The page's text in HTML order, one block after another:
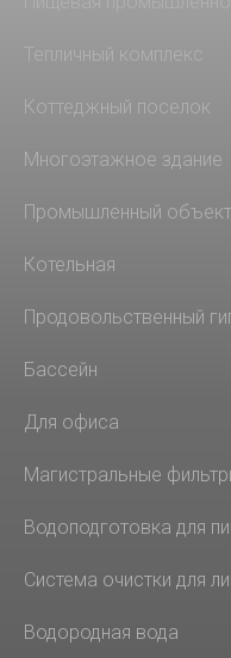
Тепличный комплекс
Коттеджный поселок
Многоэтажное здание
Промышленный объект
Котельная
Продовольственный
Бассейн
Для офиса
Магистральные
Водоподготовка для
Система очистки для
Водородная вода